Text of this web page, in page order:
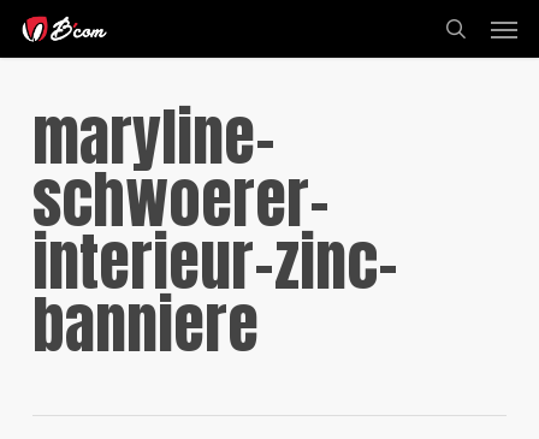
search
maryline-
schwoerer-
interieur-zinc-
banniere